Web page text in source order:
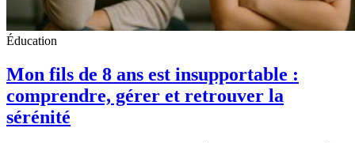
Éducation
Mon fils de 8 ans est insupportable :
comprendre, gérer et retrouver la
sérénité